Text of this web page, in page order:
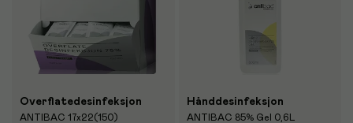
Overflatedesinfeksjon
ANTIBAC 17x22(150)
Hånddesinfeksjon
ANTIBAC 85% Gel 0,6L